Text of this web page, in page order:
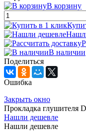
В корзину
В наличии
Поделиться
Ошибка
Закрыть окно
Прокладка глушителя
Нашли дешевле
Нашли дешевле